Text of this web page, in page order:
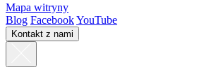
Mapa witryny
Blog FacebookYouTube
Kontakt z nami